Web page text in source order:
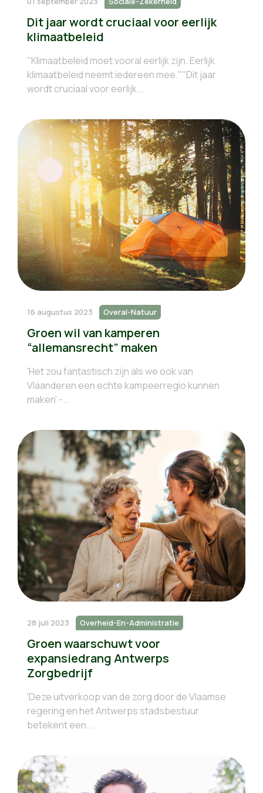
Dit jaar wordt cruciaal voor eerlijk
klimaatbeleid
"Klimaatbeleid moet vooral eerlijk zijn. Eerlijk
klimaatbeleid neemt iedereen mee.""Dit jaar
wordt cruciaal voor eerlijk...
16 augustus 2023 Overal-Natuur
Groen wil van kamperen
“allemansrecht” maken
'Het zou fantastisch zijn als we ook van
Vlaanderen een echte kampeerregio kunnen
maken' -...
28 juli 2023 Overheid-En-Administratie
Groen waarschuwt voor
expansiedrang Antwerps
Zorgbedrijf
'Deze uitverkoop van de zorg door de Vlaamse
regering en het Antwerps stadsbestuur
betekent een...